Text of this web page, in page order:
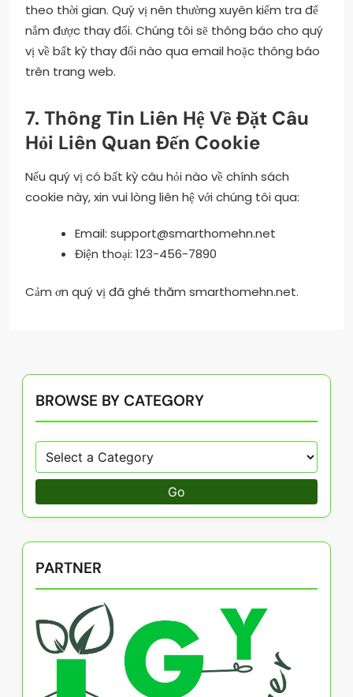
theo thời gian. Quý vị nên thường xuyên kiểm tra để
nắm được thay đổi. Chúng tôi sẽ thông báo cho quý
vị về bất kỳ thay đổi nào qua email hoặc thông báo
trên trang web.
7. Thông Tin Liên Hệ Về Đặt Câu
Hỏi Liên Quan Đến Cookie
Nếu quý vị có bất kỳ câu hỏi nào về chính sách
cookie này, xin vui lòng liên hệ với chúng tôi qua:
Email: support@smarthomehn.net
Điện thoại: 123-456-7890
Cảm ơn quý vị đã ghé thăm smarthomehn.net.
BROWSE BY CATEGORY
Go
PARTNER